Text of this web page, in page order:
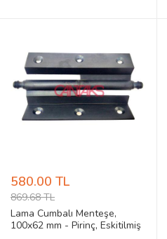
580.00 TL
869.68 TL
Lama Cumbalı Menteşe,
100x62 mm - Pirinç, Eskitilmiş